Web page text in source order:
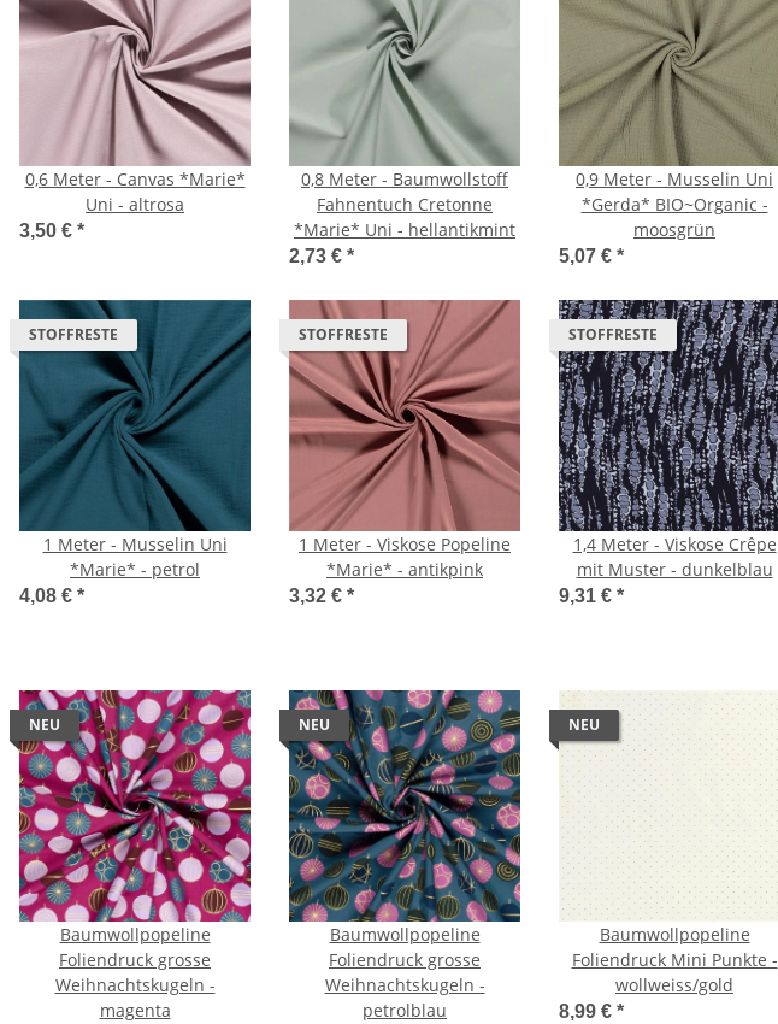
0,6 Meter - Canvas *Marie*
Uni - altrosa
3,50 € *
0,8 Meter - Baumwollstoff
Fahnentuch Cretonne
*Marie* Uni - hellantikmint
2,73 € *
0,9 Meter - Musselin Uni
*Gerda* BIO~Organic -
moosgrün
5,07 € *
STOFFRESTE
1 Meter - Musselin Uni
*Marie* - petrol
4,08 € *
STOFFRESTE
1 Meter - Viskose Popeline
*Marie* - antikpink
3,32 € *
STOFFRESTE
1,4 Meter - Viskose Crêpe
mit Muster - dunkelblau
9,31 € *
NEU
Baumwollpopeline
Foliendruck grosse
Weihnachtskugeln -
magenta
NEU
Baumwollpopeline
Foliendruck grosse
Weihnachtskugeln -
petrolblau
NEU
Baumwollpopeline
Foliendruck Mini Punkte -
wollweiss/gold
8,99 € *